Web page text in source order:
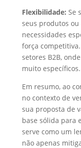
Flexibilidade: Se
seus produtos
necessidades
força
setores B2B,
muito específicos.
Em resumo, ao
no contexto de
sua proposta de
base sólida para
serve como um
não apenas